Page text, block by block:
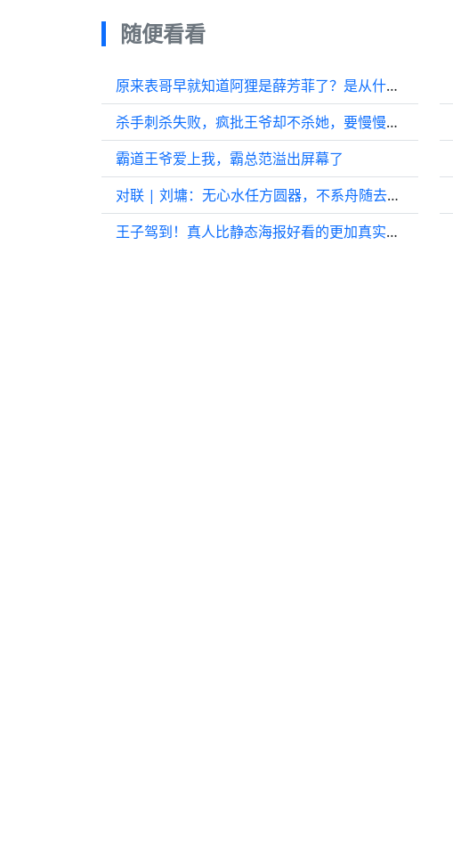
随便看看
原来表哥早就知道阿狸是薛芳菲了？是从什么时候开始的呢？！
杀手刺杀失败，疯批王爷却不杀她，要慢慢折磨她
霸道王爷爱上我，霸总范溢出屏幕了
对联 | 刘墉：无心水任方圆器，不系舟随去住风
王子驾到！真人比静态海报好看的更加真实生动！